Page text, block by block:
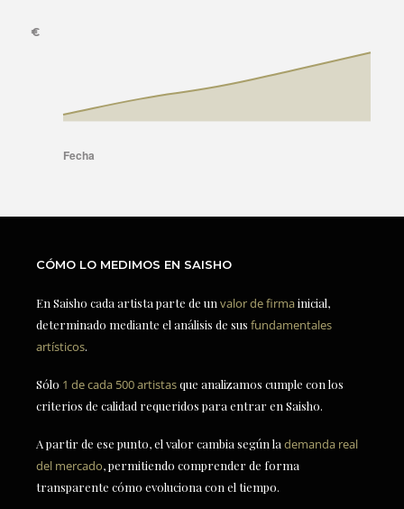
CÓMO LO MEDIMOS EN SAISHO
En Saisho cada artista parte de un valor de firmainicial,
determinado mediante el análisis de sus fundamentales
artísticos.
Sólo 1 de cada 500 artistasque analizamos cumple con los
criterios de calidad requeridos para entrar en Saisho.
A partir de ese punto, el valor cambia según la demanda real
del mercado, permitiendo comprender de forma
transparente cómo evoluciona con el tiempo.